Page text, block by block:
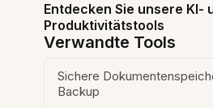
Entdecken Sie unsere KI-
Produktivitätstools
Verwandte Tools
Sichere
Backup